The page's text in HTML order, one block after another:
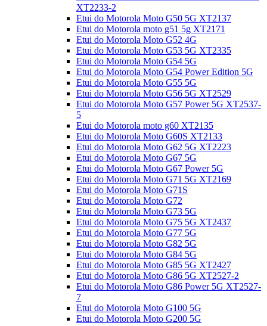
XT2233-2
Etui do Motorola Moto G50 5G XT2137
Etui do Motorola moto g51 5g XT2171
Etui do Motorola Moto G52 4G
Etui do Motorola Moto G53 5G XT2335
Etui do Motorola Moto G54 5G
Etui do Motorola Moto G54 Power Edition 5G
Etui do Motorola Moto G55 5G
Etui do Motorola Moto G56 5G XT2529
Etui do Motorola Moto G57 Power 5G XT2537-
5
Etui do Motorola moto g60 XT2135
Etui do Motorola Moto G60S XT2133
Etui do Motorola Moto G62 5G XT2223
Etui do Motorola Moto G67 5G
Etui do Motorola Moto G67 Power 5G
Etui do Motorola Moto G71 5G XT2169
Etui do Motorola Moto G71S
Etui do Motorola Moto G72
Etui do Motorola Moto G73 5G
Etui do Motorola Moto G75 5G XT2437
Etui do Motorola Moto G77 5G
Etui do Motorola Moto G82 5G
Etui do Motorola Moto G84 5G
Etui do Motorola Moto G85 5G XT2427
Etui do Motorola Moto G86 5G XT2527-2
Etui do Motorola Moto G86 Power 5G XT2527-
7
Etui do Motorola Moto G100 5G
Etui do Motorola Moto G200 5G